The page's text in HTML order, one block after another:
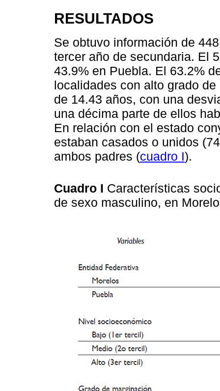
RESULTADOS
Se obtuvo información de
tercer año de secundaria. El
43.9% en Puebla. El 63.2%
localidades con alto grado
de 14.43 años, con una
una décima parte de ellos
En relación con el estado
estaban casados o unidos
ambos padres (cuadro I).
Cuadro I Características
de sexo masculino, en